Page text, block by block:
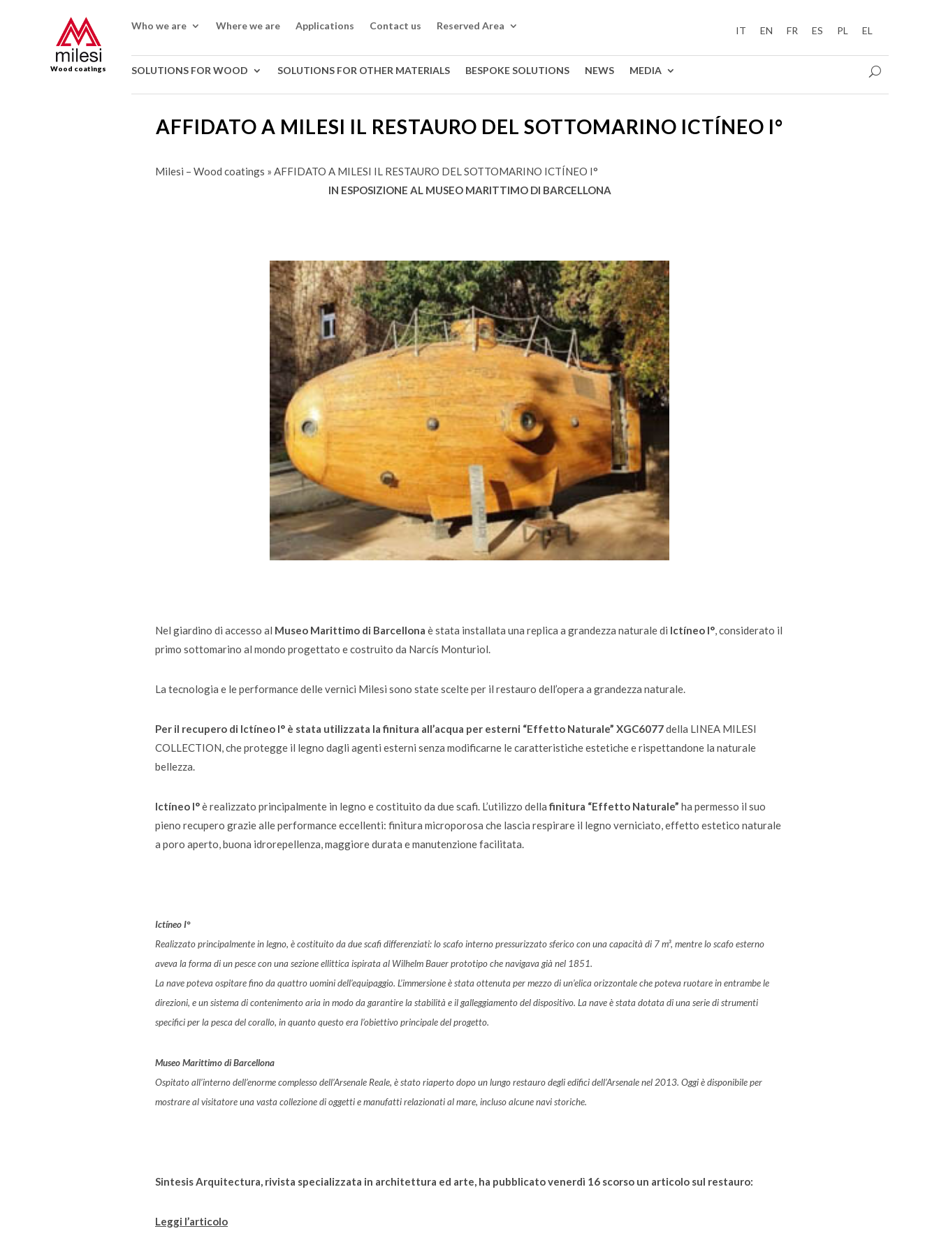
Wood coatings
Who we are Where we are Applications Contact us Reserved Area IT EN FR ES PL EL
SOLUTIONS FOR WOOD SOLUTIONS FOR OTHER MATERIALS BESPOKE SOLUTIONS NEWS MEDIA
AFFIDATO A MILESI IL RESTAURO DEL SOTTOMARINO ICTÍNEO I°
Milesi – Wood coatings » AFFIDATO A MILESI IL RESTAURO DEL SOTTOMARINO ICTÍNEO I°
IN ESPOSIZIONE AL MUSEO MARITTIMO DI BARCELLONA
Nel giardino di accesso al Museo Marittimo di Barcellona è stata installata una replica a grandezza naturale di Ictíneo I°, considerato il
primo sottomarino al mondo progettato e costruito da Narcís Monturiol.
La tecnologia e le performance delle vernici Milesi sono state scelte per il restauro dell’opera a grandezza naturale.
Per il recupero di Ictíneo I° è stata utilizzata la finitura all’acqua per esterni “Effetto Naturale” XGC6077della LINEA MILESI
COLLECTION, che protegge il legno dagli agenti esterni senza modificarne le caratteristiche estetiche e rispettandone la naturale
bellezza.
Ictíneo I°è realizzato principalmente in legno e costituito da due scafi. L’utilizzo dellafinitura “Effetto Naturale” ha permesso il suo
pieno recupero grazie alle performance eccellenti: finitura microporosa che lascia respirare il legno verniciato, effetto estetico naturale
a poro aperto, buona idrorepellenza, maggiore durata e manutenzione facilitata.
Ictíneo I°
Realizzato principalmente in legno, è costituito da due scafi differenziati: lo scafo interno pressurizzato sferico con una capacità di 7 m³, mentre lo scafo esterno
aveva la forma di un pesce con una sezione ellittica ispirata al Wilhelm Bauer prototipo che navigava già nel 1851.
La nave poteva ospitare fino da quattro uomini dell’equipaggio. L’immersione è stata ottenuta per mezzo di un’elica orizzontale che poteva ruotare in entrambe le
direzioni, e un sistema di contenimento aria in modo da garantire la stabilità e il galleggiamento del dispositivo. La nave è stata dotata di una serie di strumenti
specifici per la pesca del corallo, in quanto questo era l’obiettivo principale del progetto.
Museo Marittimo di Barcellona
Ospitato all’interno dell’enorme complesso dell’Arsenale Reale, è stato riaperto dopo un lungo restauro degli edifici dell’Arsenale nel 2013. Oggi è disponibile per
mostrare al visitatore una vasta collezione di oggetti e manufatti relazionati al mare, incluso alcune navi storiche.
Sintesis Arquitectura, rivista specializzata in architettura ed arte, ha pubblicato venerdì 16 scorso un articolo sul restauro:
Leggi l’articolo